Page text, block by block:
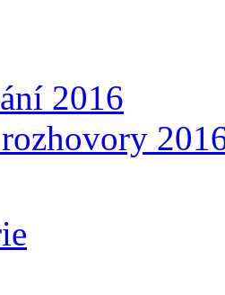
2016